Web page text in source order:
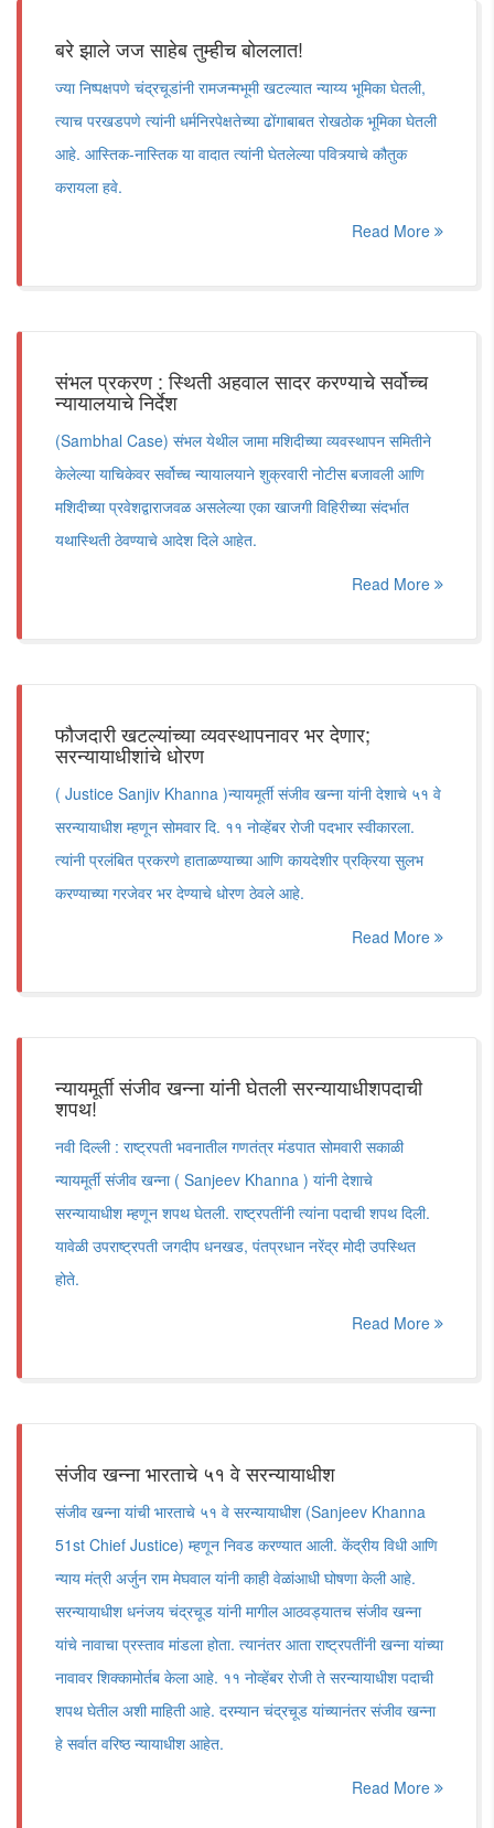
बरे झाले जज साहेब तुम्हीच बोललात!
ज्या निष्पक्षपणे चंद्रचूडांनी रामजन्मभूमी खटल्यात न्याय्य भूमिका घेतली,
त्याच परखडपणे त्यांनी धर्मनिरपेक्षतेच्या ढोंगाबाबत रोखठोक भूमिका घेतली
आहे. आस्तिक-नास्तिक या वादात त्यांनी घेतलेल्या पवित्र्याचे कौतुक
करायला हवे.
Read More
संभल प्रकरण : स्थिती अहवाल सादर करण्याचे सर्वोच्च
न्यायालयाचे निर्देश
(Sambhal Case) संभल येथील जामा मशिदीच्या व्यवस्थापन समितीने
केलेल्या याचिकेवर सर्वोच्च न्यायालयाने शुक्रवारी नोटीस बजावली आणि
मशिदीच्या प्रवेशद्वाराजवळ असलेल्या एका खाजगी विहिरीच्या संदर्भात
यथास्थिती ठेवण्याचे आदेश दिले आहेत.
Read More
फौजदारी खटल्यांच्या व्यवस्थापनावर भर देणार;
सरन्यायाधीशांचे धोरण
( Justice Sanjiv Khanna )न्यायमूर्ती संजीव खन्ना यांनी देशाचे ५१ वे
सरन्यायाधीश म्हणून सोमवार दि. ११ नोव्हेंबर रोजी पदभार स्वीकारला.
त्यांनी प्रलंबित प्रकरणे हाताळण्याच्या आणि कायदेशीर प्रक्रिया सुलभ
करण्याच्या गरजेवर भर देण्याचे धोरण ठेवले आहे.
Read More
न्यायमूर्ती संजीव खन्ना यांनी घेतली सरन्यायाधीशपदाची
शपथ!
नवी दिल्ली : राष्ट्रपती भवनातील गणतंत्र मंडपात सोमवारी सकाळी
न्यायमूर्ती संजीव खन्ना ( Sanjeev Khanna ) यांनी देशाचे
सरन्यायाधीश म्हणून शपथ घेतली. राष्ट्रपतींनी त्यांना पदाची शपथ दिली.
यावेळी उपराष्ट्रपती जगदीप धनखड, पंतप्रधान नरेंद्र मोदी उपस्थित
होते.
Read More
संजीव खन्ना भारताचे ५१ वे सरन्यायाधीश
संजीव खन्ना यांची भारताचे ५१ वे सरन्यायाधीश (Sanjeev Khanna
51st Chief Justice) म्हणून निवड करण्यात आली. केंद्रीय विधी आणि
न्याय मंत्री अर्जुन राम मेघवाल यांनी काही वेळांआधी घोषणा केली आहे.
सरन्यायाधीश धनंजय चंद्रचूड यांनी मागील आठवड्यातच संजीव खन्ना
यांचे नावाचा प्रस्ताव मांडला होता. त्यानंतर आता राष्ट्रपतींनी खन्ना यांच्या
नावावर शिक्कामोर्तब केला आहे. ११ नोव्हेंबर रोजी ते सरन्यायाधीश पदाची
शपथ घेतील अशी माहिती आहे. दरम्यान चंद्रचूड यांच्यानंतर संजीव खन्ना
हे सर्वात वरिष्ठ न्यायाधीश आहेत.
Read More